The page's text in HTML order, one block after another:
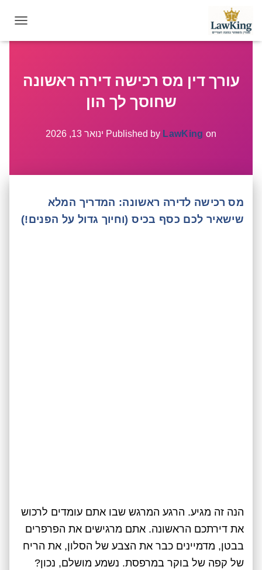
O
T
עורך דין מס רכישה דירה ראשונה
שחוסך לך הון
Published by LawKing on ינואר 13, 2026
מס רכישה לדירה ראשונה: המדריך המלא
שישאיר לכם כסף בכיס (וחיוך גדול על הפנים!)
הנה זה מגיע. הרגע המרגש שבו אתם עומדים לרכוש
את דירתכם הראשונה. אתם מרגישים את הפרפרים
בבטן, מדמיינים כבר את הצבע של הסלון, את הריח
של קפה של בוקר במרפסת. נשמע מושלם, נכון?